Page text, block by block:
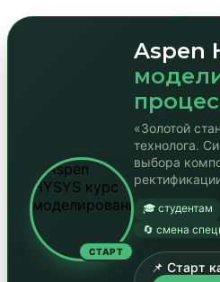
СТАРТ
Aspen
«Золотой
технолога.
выбора
🎓 студентам
🔄 смена
📌 Старт